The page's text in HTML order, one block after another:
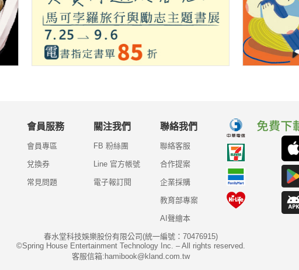
會員服務
會員專區
兌換券
常見問題
關注我們
FB 粉絲團
Line 官方帳號
電子報訂閱
聯絡我們
聯絡客服
合作提案
企業採購
教育部專案
AI聲繪本
春水堂科技娛樂股份有限公司(統一編號：70476915)
©Spring House Entertainment Technology Inc. – All rights reserved.
客服信箱:hamibook@kland.com.tw